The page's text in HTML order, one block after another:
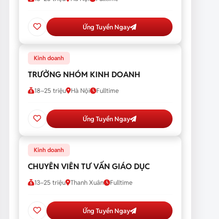
Ứng Tuyển Ngay
Kinh doanh
TRƯỞNG NHÓM KINH DOANH
18–25 triệu Hà Nội Fulltime
Ứng Tuyển Ngay
Kinh doanh
CHUYÊN VIÊN TƯ VẤN GIÁO DỤC
13–25 triệu Thanh Xuân Fulltime
Ứng Tuyển Ngay